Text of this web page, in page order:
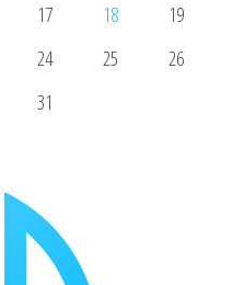
17 18
19
24 25
26
31